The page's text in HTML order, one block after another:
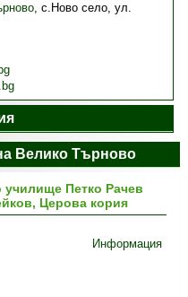
,с.Ново село, ул.
Велико Търново
училище Петко Рачев
Церова кория
Информация